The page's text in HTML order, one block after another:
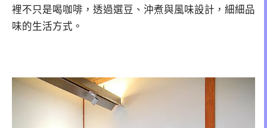
裡不只是喝咖啡，透過選豆、沖煮與風味設計，細細品
味的生活方式。